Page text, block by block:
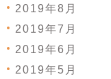
2019年8月
2019年7月
2019年6月
2019年5月